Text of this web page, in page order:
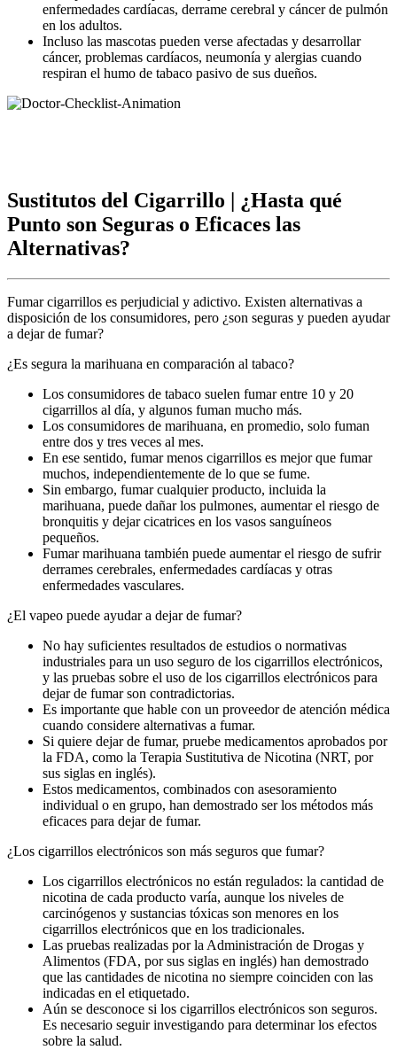
enfermedades cardíacas, derrame cerebral y cáncer de pulmón
en los adultos.
Incluso las mascotas pueden verse afectadas y desarrollar
cáncer, problemas cardíacos, neumonía y alergias cuando
respiran el humo de tabaco pasivo de sus dueños.
Sustitutos del Cigarrillo
¿Hasta qué
Punto son Seguras o Eficaces las
Alternativas?
Fumar cigarrillos es perjudicial y adictivo. Existen alternativas a
disposición de los consumidores, pero ¿son seguras y pueden ayudar
a dejar de fumar?
¿Es segura la marihuana en comparación al tabaco?
Los consumidores de tabaco suelen fumar entre 10 y 20
cigarrillos al día, y algunos fuman mucho más.
Los consumidores de marihuana, en promedio, solo fuman
entre dos y tres veces al mes.
En ese sentido, fumar menos cigarrillos es mejor que fumar
muchos, independientemente de lo que se fume.
Sin embargo, fumar cualquier producto, incluida la
marihuana, puede dañar los pulmones, aumentar el riesgo de
bronquitis y dejar cicatrices en los vasos sanguíneos
pequeños.
Fumar marihuana también puede aumentar el riesgo de sufrir
derrames cerebrales, enfermedades cardíacas y otras
enfermedades vasculares.
¿El vapeo puede ayudar a dejar de fumar?
No hay suficientes resultados de estudios o normativas
industriales para un uso seguro de los cigarrillos electrónicos,
y las pruebas sobre el uso de los cigarrillos electrónicos para
dejar de fumar son contradictorias.
Es importante que hable con un proveedor de atención médica
cuando considere alternativas a fumar.
Si quiere dejar de fumar, pruebe medicamentos aprobados por
la FDA, como la Terapia Sustitutiva de Nicotina (NRT, por
sus siglas en inglés).
Estos medicamentos, combinados con asesoramiento
individual o en grupo, han demostrado ser los métodos más
eficaces para dejar de fumar.
¿Los cigarrillos electrónicos son más seguros que fumar?
Los cigarrillos electrónicos no están regulados: la cantidad de
nicotina de cada producto varía, aunque los niveles de
carcinógenos y sustancias tóxicas son menores en los
cigarrillos electrónicos que en los tradicionales.
Las pruebas realizadas por la Administración de Drogas y
Alimentos (FDA, por sus siglas en inglés) han demostrado
que las cantidades de nicotina no siempre coinciden con las
indicadas en el etiquetado.
Aún se desconoce si los cigarrillos electrónicos son seguros.
Es necesario seguir investigando para determinar los efectos
sobre la salud.